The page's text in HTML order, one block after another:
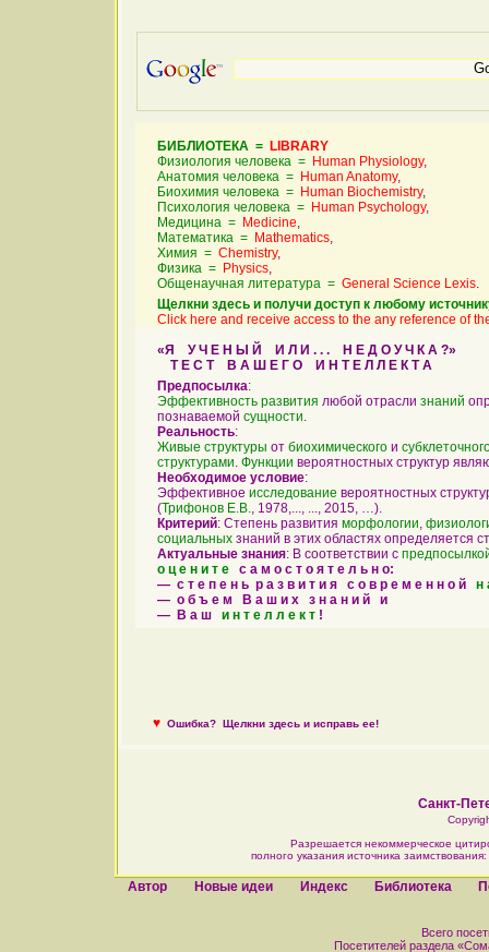
БИБЛИОТЕКА = LIBRARY
Физиология человека = Human Physiology,
Анатомия человека = Human Anatomy,
Биохимия человека = Human Biochemistry,
Психология человека = Human Psychology,
Медицина = Medicine,
Математика = Mathematics,
Химия = Chemistry,
Физика = Physics,
Общенаучная литература = General Science Lexis.
Щелкни здесь и получи доступ к любому
Click here and receive access to the any reference of
«Я У Ч Е Н Ы Й И Л И . . . Н Е Д О У Ч К А ?»
Т Е С Т В А Ш Е Г О И Н Т Е Л Л Е К Т А
Предпосылка:
Эффективность развития любой отрасли знаний
познаваемой сущности.
Реальность:
Живые структуры от биохимического и
структурами. Функции вероятностных структур
Необходимое условие:
Эффективное исследование вероятностных
(Трифонов Е.В., 1978,..., ..., 2015, …).
Критерий: Степень развития морфологии,
социальных знаний в этих областях определяется
Актуальные знания: В соответствии с
о ц е н и т е с а м о с т о я т е л ь н о:
— с т е п е н ь р а з в и т и я с о в р е м е н н о й н
— о б ъ е м В а ш и х з н а н и й и
— В а ш и н т е л л е к т !
♥ Ошибка? Щелкни здесь и исправь ее!
Санкт-
Разрешается некоммерческое
полного указания источника
Автор Новые идеи Индекс Библиотека
Всего
Посетителей раздела